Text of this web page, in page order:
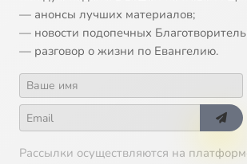
— анонсы лучших материалов;
— новости подопечных
— разговор о жизни по Евангелию.
Рассылки осуществляются на